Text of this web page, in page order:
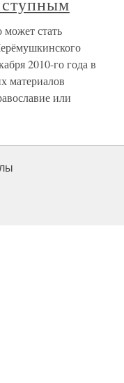
может стать
2010-го года в
материалов
или